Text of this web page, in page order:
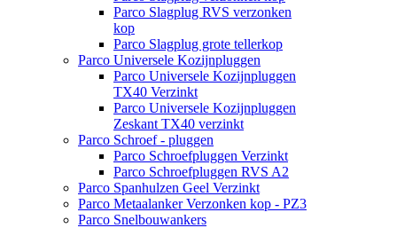
Parco Slagplug RVS verzonken
kop
Parco Slagplug grote tellerkop
Parco Universele Kozijnpluggen
Parco Universele Kozijnpluggen
TX40 Verzinkt
Parco Universele Kozijnpluggen
Zeskant TX40 verzinkt
Parco Schroef - pluggen
Parco Schroefpluggen Verzinkt
Parco Schroefpluggen RVS A2
Parco Spanhulzen Geel Verzinkt
Parco Metaalanker Verzonken kop - PZ3
Parco Snelbouwankers